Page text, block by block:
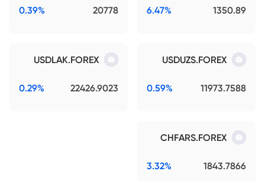
1350.89
6.47%
20778
0.39%
USDUZS.FOREX
11973.7588
0.59%
USDLAK.FOREX
22426.9023
0.29%
CHFARS.FOREX
1843.7866
3.32%